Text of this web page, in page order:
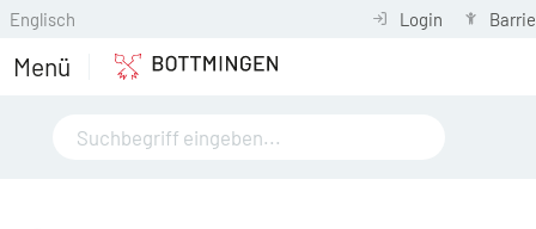
Englisch Login
Menü